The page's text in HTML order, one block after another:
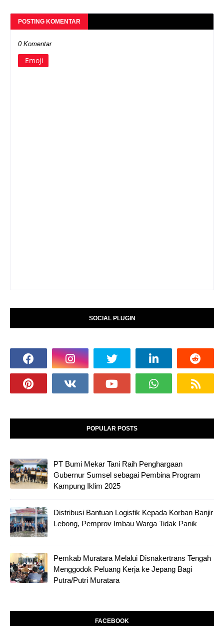
POSTING KOMENTAR
0 Komentar
Emoji
SOCIAL PLUGIN
POPULAR POSTS
PT Bumi Mekar Tani Raih Penghargaan
Gubernur Sumsel sebagai Pembina Program
Kampung Iklim 2025
Distribusi Bantuan Logistik Kepada Korban Banjir
Lebong, Pemprov Imbau Warga Tidak Panik
Pemkab Muratara Melalui Disnakertrans Tengah
Menggodok Peluang Kerja ke Jepang Bagi
Putra/Putri Muratara
FACEBOOK